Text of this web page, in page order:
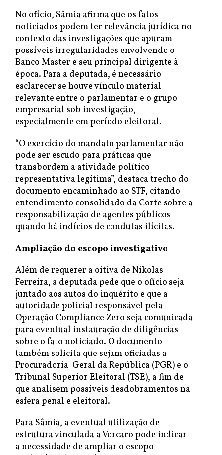
No ofício, Sâmia afirma que os fatos
noticiados podem ter relevância jurídica no
contexto das investigações que apuram
possíveis irregularidades envolvendo o
Banco Master e seu principal dirigente à
época. Para a deputada, é necessário
esclarecer se houve vínculo material
relevante entre o parlamentar e o grupo
empresarial sob investigação,
especialmente em período eleitoral.
“O exercício do mandato parlamentar não
pode ser escudo para práticas que
transbordem a atividade político-
representativa legítima”, destaca trecho do
documento encaminhado ao STF, citando
entendimento consolidado da Corte sobre a
responsabilização de agentes públicos
quando há indícios de condutas ilícitas.
Ampliação do escopo investigativo
Além de requerer a oitiva de Nikolas
Ferreira, a deputada pede que o ofício seja
juntado aos autos do inquérito e que a
autoridade policial responsável pela
Operação Compliance Zero seja comunicada
para eventual instauração de diligências
sobre o fato noticiado. O documento
também solicita que sejam oficiadas a
Procuradoria-Geral da República (PGR) e o
Tribunal Superior Eleitoral (TSE), a fim de
que analisem possíveis desdobramentos na
esfera penal e eleitoral.
Para Sâmia, a eventual utilização de
estrutura vinculada a Vorcaro pode indicar
a necessidade de ampliar o escopo